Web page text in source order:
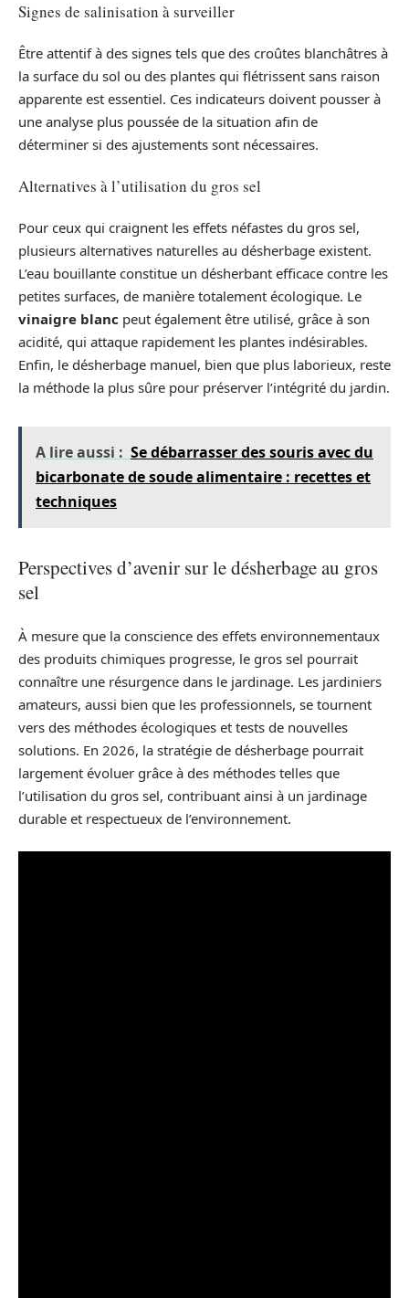
Signes de salinisation à surveiller
Être attentif à des signes tels que des croûtes blanchâtres à
la surface du sol ou des plantes qui flétrissent sans raison
apparente est essentiel. Ces indicateurs doivent pousser à
une analyse plus poussée de la situation afin de
déterminer si des ajustements sont nécessaires.
Alternatives à l’utilisation du gros sel
Pour ceux qui craignent les effets néfastes du gros sel,
plusieurs alternatives naturelles au désherbage existent.
L’eau bouillante constitue un désherbant efficace contre les
petites surfaces, de manière totalement écologique. Le
vinaigre blanc peut également être utilisé, grâce à son
acidité, qui attaque rapidement les plantes indésirables.
Enfin, le désherbage manuel, bien que plus laborieux, reste
la méthode la plus sûre pour préserver l’intégrité du jardin.
A lire aussi : Se débarrasser des souris avec du
bicarbonate de soude alimentaire : recettes et
techniques
Perspectives d’avenir sur le désherbage au gros
sel
À mesure que la conscience des effets environnementaux
des produits chimiques progresse, le gros sel pourrait
connaître une résurgence dans le jardinage. Les jardiniers
amateurs, aussi bien que les professionnels, se tournent
vers des méthodes écologiques et tests de nouvelles
solutions. En 2026, la stratégie de désherbage pourrait
largement évoluer grâce à des méthodes telles que
l’utilisation du gros sel, contribuant ainsi à un jardinage
durable et respectueux de l’environnement.